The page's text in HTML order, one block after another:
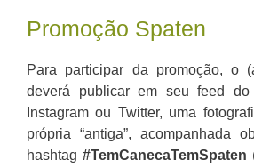
Promoção Spaten
Para participar da promoção, o
deverá publicar em seu feed
Instagram ou Twitter, uma
própria “antiga”, acompanhada
hashtag #TemCanecaTemSpaten